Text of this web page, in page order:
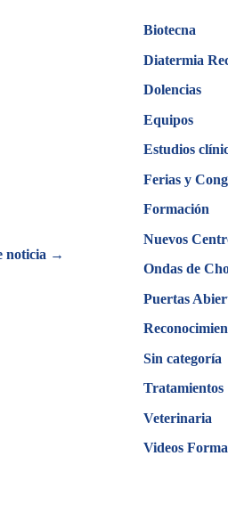
noticia →
Biotecna
Diatermia
Dolencias
Equipos
Estudios
Ferias y
Formación
Nuevos
Ondas de
Puertas
Sin categoría
Tratamientos
Veterinaria
Videos